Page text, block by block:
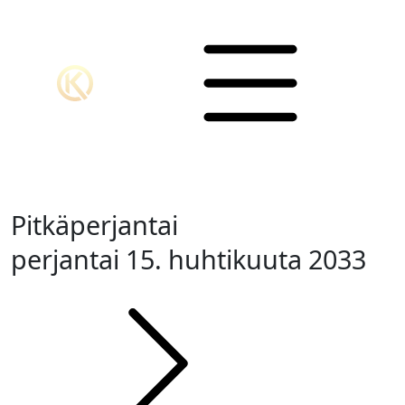
Pitkäperjantai
perjantai 15. huhtikuuta 2033